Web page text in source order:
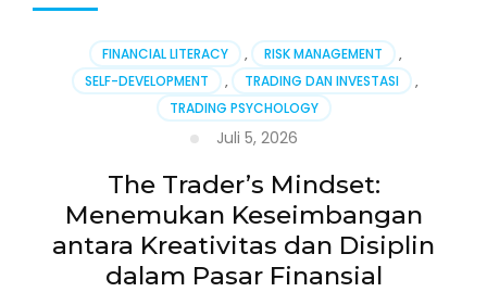
FINANCIAL LITERACY , RISK MANAGEMENT
,
SELF-DEVELOPMENT
, TRADING DAN INVESTASI
,
TRADING PSYCHOLOGY
Juli 5, 2026
The Trader’s Mindset:
Menemukan Keseimbangan
antara Kreativitas dan Disiplin
dalam Pasar Finansial